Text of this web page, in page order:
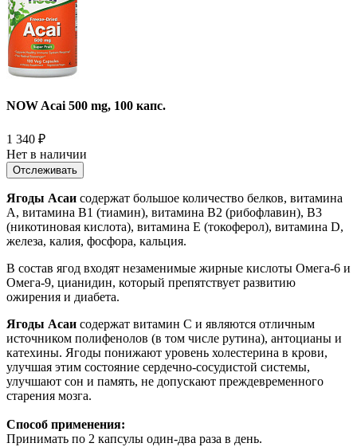
NOW Acai 500 mg, 100 капс.
1 340 ₽
Нет в наличии
Отслеживать
Ягоды Асаи содержат большое количество белков, витамина
А, витамина В1 (тиамин), витамина В2 (рибофлавин), В3
(никотиновая кислота), витамина Е (токоферол), витамина D,
железа, калия, фосфора, кальция.
В состав ягод входят незаменимые жирные кислоты Омега-6 и
Омега-9, цианидин, который препятствует развитию
ожирения и диабета.
Ягоды Асаи содержат витамин С и являются отличным
источником полифенолов (в том числе рутина), антоцианы и
катехины. Ягоды понижают уровень холестерина в крови,
улучшая этим состояние сердечно-сосудистой системы,
улучшают сон и память, не допускают преждевременного
старения мозга.
Способ применения:
Принимать по 2 капсулы один-два раза в день.